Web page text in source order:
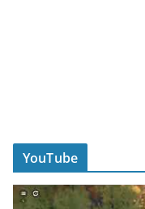
YouTube